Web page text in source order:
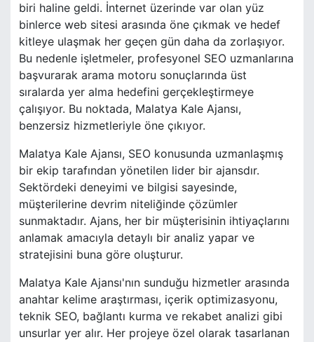
biri haline geldi. İnternet üzerinde var olan yüz
binlerce web sitesi arasında öne çıkmak ve hedef
kitleye ulaşmak her geçen gün daha da zorlaşıyor.
Bu nedenle işletmeler, profesyonel SEO uzmanlarına
başvurarak arama motoru sonuçlarında üst
sıralarda yer alma hedefini gerçekleştirmeye
çalışıyor. Bu noktada, Malatya Kale Ajansı,
benzersiz hizmetleriyle öne çıkıyor.
Malatya Kale Ajansı, SEO konusunda uzmanlaşmış
bir ekip tarafından yönetilen lider bir ajansdır.
Sektördeki deneyimi ve bilgisi sayesinde,
müşterilerine devrim niteliğinde çözümler
sunmaktadır. Ajans, her bir müşterisinin ihtiyaçlarını
anlamak amacıyla detaylı bir analiz yapar ve
stratejisini buna göre oluşturur.
Malatya Kale Ajansı'nın sunduğu hizmetler arasında
anahtar kelime araştırması, içerik optimizasyonu,
teknik SEO, bağlantı kurma ve rekabet analizi gibi
unsurlar yer alır. Her projeye özel olarak tasarlanan